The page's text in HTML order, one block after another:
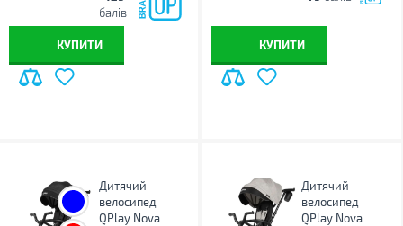
балів
КУПИТИ КУПИТИ
Дитячий
велосипед
QPlay Nova
Дитячий
велосипед
QPlay Nova